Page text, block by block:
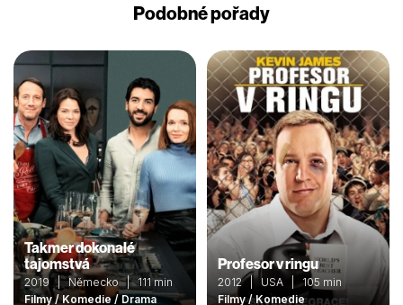
Podobné pořady
Takmer dokonalé
tajomstvá
2019 | Německo | 111 min
Filmy / Komedie / Drama
Profesor v ringu
2012 | USA | 105 min
Filmy / Komedie